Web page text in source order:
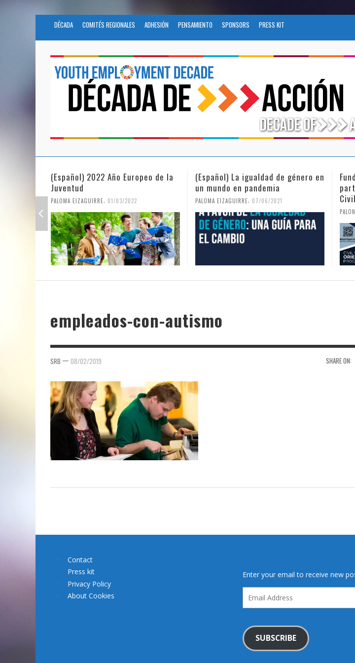
DÉCADA COMITÉS REGIONALES ADHESIÓN PENSAMIENTO SPONSORS PRESS KIT
(Español) 2022 Año Europeo de la
Juventud
PALOMA EIZAGUIRRE 01/03/2022
(Español) La igualdad de género en
un mundo en pandemia
PALOMA EIZAGUIRRE 07/06/2021
empleados-con-autismo
SHARE ON:
SRB — 08/02/2019
Contact
Press kit
Privacy Policy
About Cookies
Enter your email to receive new
Address
SUBSCRIBE